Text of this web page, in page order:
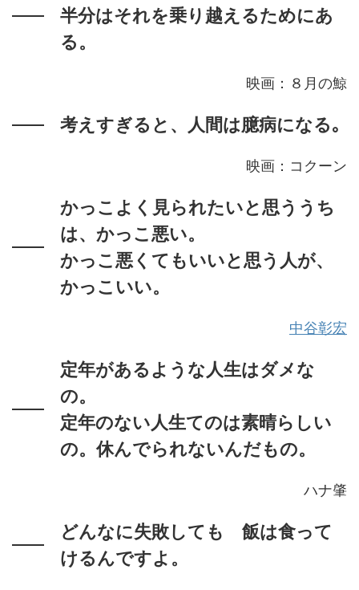
半分はそれを乗り越えるためにあ
る。
映画：８月の鯨
考えすぎると、人間は臆病になる｡
映画：コクーン
かっこよく見られたいと思ううち
は、かっこ悪い。
かっこ悪くてもいいと思う人が、
かっこいい。
中谷彰宏
定年があるような人生はダメな
の。
定年のない人生てのは素晴らしい
の。休んでられないんだもの。
ハナ肇
どんなに失敗しても 飯は食って
けるんですよ。